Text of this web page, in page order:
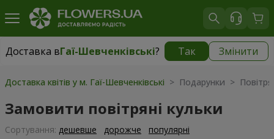
Доставка вГаї-Шевченківські? Так Змінити
Доставка вГаї-Шевченківські|безкоштовно
Доставка квітів у м. Гаї-Шевченківські > Подарунки >
Замовити повітряні кульки
Сортування: дешевше дорожче популярні